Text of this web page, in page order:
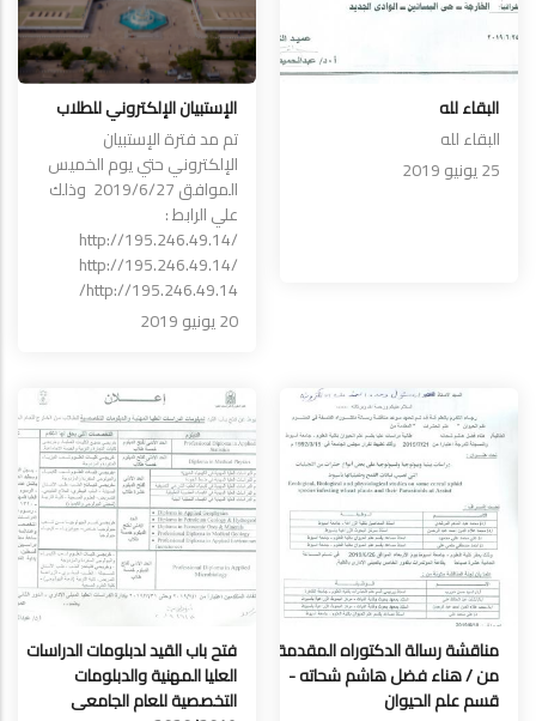
البقاء لله
البقاء لله
25 يونيو 2019
الإستبيان الإلكتروني للطلاب
تم مد فترة الإستبيان
الإلكتروني حتي يوم الخميس
الموافق 2019/6/27 وذلك
علي الرابط :
http://195.246.49.14/
http://195.246.49.14/
http://195.246.49.14/
20 يونيو 2019
مناقشة رسالة الدكتوراه المقدمة
من / هناء فضل هاشم شحاته -
قسم علم الحيوان
فتح باب القيد لدبلومات الدراسات
العليا المهنية والدبلومات
التخصصية للعام الجامعى